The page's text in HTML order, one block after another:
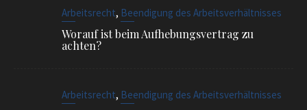
Arbeitsrecht, Beendigung des Arbeitsverhältnisses
Worauf ist beim Aufhebungsvertrag zu
achten?
Arbeitsrecht, Beendigung des Arbeitsverhältnisses